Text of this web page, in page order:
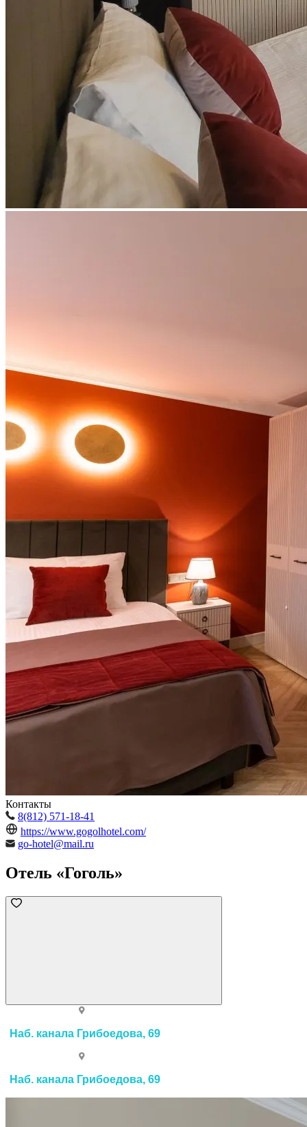
Контакты
8(812) 571-18-41
https://www.gogolhotel.com/
go-hotel@mail.ru
Отель «Гоголь»
Наб. канала Грибоедова, 69
Наб. канала Грибоедова, 69